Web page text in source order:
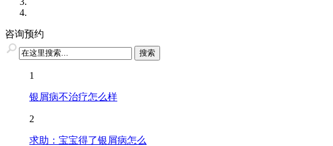
咨询预约
1
银屑病不治疗怎么样
2
求助：宝宝得了银屑病怎么